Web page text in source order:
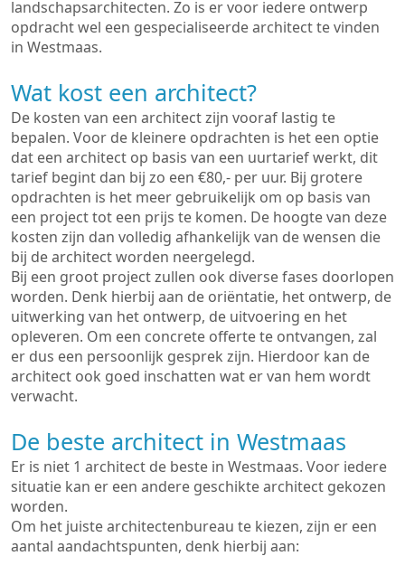
landschapsarchitecten. Zo is er voor iedere ontwerp
opdracht wel een gespecialiseerde architect te vinden
in Westmaas.
Wat kost een architect?
De kosten van een architect zijn vooraf lastig te
bepalen. Voor de kleinere opdrachten is het een optie
dat een architect op basis van een uurtarief werkt, dit
tarief begint dan bij zo een €80,- per uur. Bij grotere
opdrachten is het meer gebruikelijk om op basis van
een project tot een prijs te komen. De hoogte van deze
kosten zijn dan volledig afhankelijk van de wensen die
bij de architect worden neergelegd.
Bij een groot project zullen ook diverse fases doorlopen
worden. Denk hierbij aan de oriëntatie, het ontwerp, de
uitwerking van het ontwerp, de uitvoering en het
opleveren. Om een concrete offerte te ontvangen, zal
er dus een persoonlijk gesprek zijn. Hierdoor kan de
architect ook goed inschatten wat er van hem wordt
verwacht.
De beste architect in Westmaas
Er is niet 1 architect de beste in Westmaas. Voor iedere
situatie kan er een andere geschikte architect gekozen
worden.
Om het juiste architectenbureau te kiezen, zijn er een
aantal aandachtspunten, denk hierbij aan: